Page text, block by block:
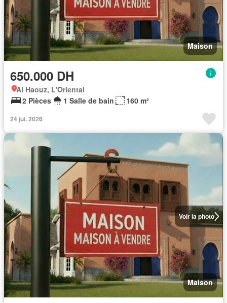
Maison
650.000 DH
Al Haouz, L'Oriental
2 Pièces
1 Salle de bain 160 m²
24 jui. 2026
Voir la photo
Maison